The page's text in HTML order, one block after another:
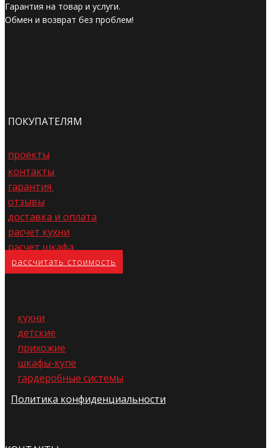
Гарантия на товар и услуги.
Обмен и возврат без проблем!
ПОКУПАТЕЛЯМ
проекты
контакты
гарантия
отзывы
доставка и оплата
расчет кухни
расчет шкафа
расс​читать стоимость
кухни
детские
прихожие
шкафы-купе
гардеробные системы
Политика конфиденциальности